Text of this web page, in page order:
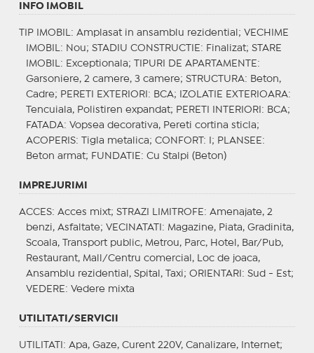
INFO IMOBIL
TIP IMOBIL : Amplasat in ansamblu rezidential; VECHIME
IMOBIL : Nou; STADIU CONSTRUCTIE : Finalizat; STARE
IMOBIL : Exceptionala; TIPURI DE APARTAMENTE :
Garsoniere, 2 camere, 3 camere; STRUCTURA: Beton,
Cadre; PERETI EXTERIORI : BCA; IZOLATIE EXTERIOARA:
Tencuiala, Polistiren expandat; PERETI INTERIORI : BCA;
FATADA: Vopsea decorativa, Pereti cortina sticla;
ACOPERIS: Tigla metalica; CONFORT : I; PLANSEE :
Beton armat; FUNDATIE : Cu Stalpi (Beton)
IMPREJURIMI
ACCES: Acces mixt; STRAZI LIMITROFE : Amenajate, 2
benzi, Asfaltate; VECINATATI : Magazine, Piata, Gradinita,
Scoala, Transport public, Metrou, Parc, Hotel, Bar/Pub,
Restaurant, Mall/Centru comercial, Loc de joaca,
Ansamblu rezidential, Spital, Taxi; ORIENTARI : Sud - Est;
VEDERE : Vedere mixta
UTILITATI/SERVICII
UTILITATI : Apa, Gaze, Curent 220V, Canalizare, Internet;